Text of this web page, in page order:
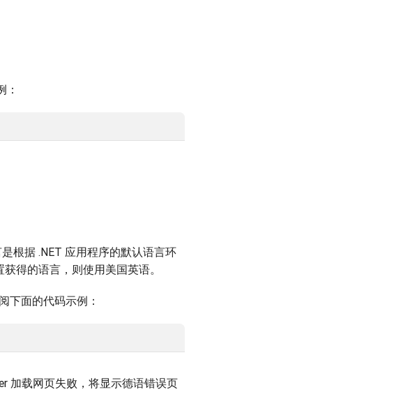
：
根据 .NET 应用程序的默认语言环
得的语言，则使用美国英语。
下面的代码示例：
加载网页失败，将显示德语错误页